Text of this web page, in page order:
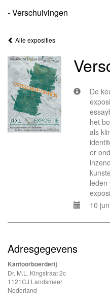
- Verschuivingen
Alle exposities
De
het
als
er
leden
10
Adresgegevens
Kantoorboerderij
Dr. M.L. Kingstraat 2c
1121CJ Landsmeer
Nederland